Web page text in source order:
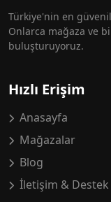
Türkiye'nin en
Onlarca mağaza ve
buluşturuyoruz.
Hızlı Erişim
Anasayfa
Mağazalar
Blog
İletişim & Destek